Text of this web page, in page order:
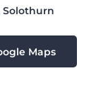
Solothurn
Maps